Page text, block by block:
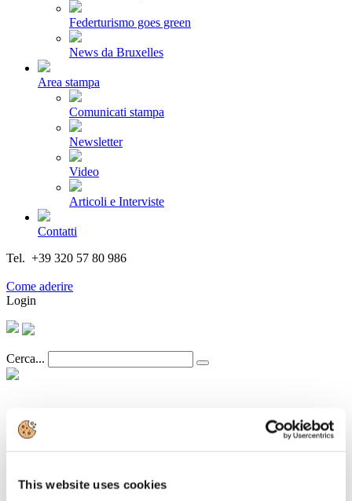
This website uses cookies
Federturismo goes green
News da Bruxelles
Area stampa
Comunicati stampa
Newsletter
Video
Articoli e Interviste
Contatti
Tel. +39 320 57 80 986
Come aderire
Login
Cerca...
ANIASA: a settembre l’auto torna in
lontana